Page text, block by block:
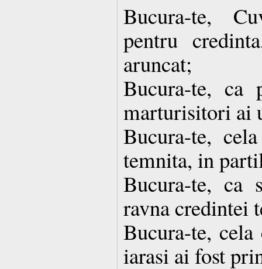
Bucura-te,
pentru
aruncat;
Bucura-te, ca
marturisitori ai
Bucura-te,
temnita, in
Bucura-te,
ravna credintei
Bucura-te,
iarasi ai fost